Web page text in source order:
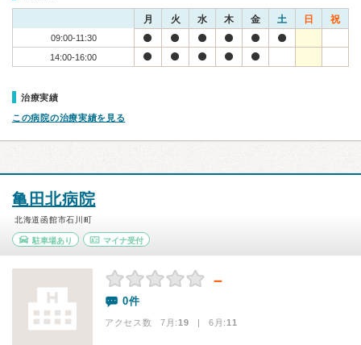
月 火 水 木 金 土 日 祝
09:00-11:30
14:00-16:00
治療実績
この病院の治療実績を見る
亀田北病院
北海道函館市石川町
駐車場あり マイナ受付
－
0件
アクセス数 7月:19 | 6月:11